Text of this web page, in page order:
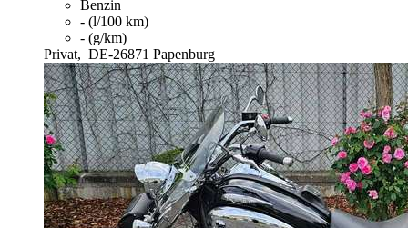
Benzin
- (l/100 km)
- (g/km)
Privat, DE-26871 Papenburg